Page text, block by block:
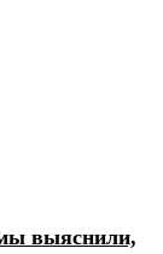
выяснили,